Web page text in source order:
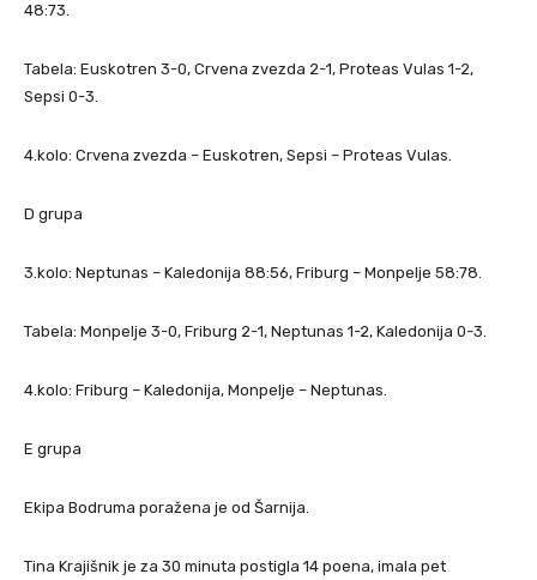
48:73.
Tabela: Euskotren 3-0, Crvena zvezda 2-1, Proteas Vulas 1-2,
Sepsi 0-3.
4.kolo: Crvena zvezda – Euskotren, Sepsi – Proteas Vulas.
D grupa
3.kolo: Neptunas – Kaledonija 88:56, Friburg – Monpelje 58:78.
Tabela: Monpelje 3-0, Friburg 2-1, Neptunas 1-2, Kaledonija 0-3.
4.kolo: Friburg – Kaledonija, Monpelje – Neptunas.
E grupa
Ekipa Bodruma poražena je od Šarnija.
Tina Krajišnik je za 30 minuta postigla 14 poena, imala pet